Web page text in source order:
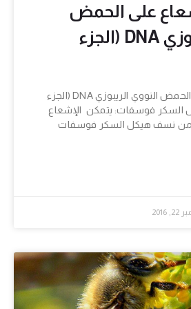
على الحمض
النووي الريبوزي DNA (الجزء
تأثيرات الإشعاع على الحمض النووي الريبوزي DNA (الجزء
السكر فوسفات: يتمكن الإشعاع
من نسف هيكل السكر فوسفات